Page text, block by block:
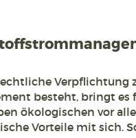
Verpflichtung
besteht, bringt es
ökologischen vor
Vorteile mit sich.